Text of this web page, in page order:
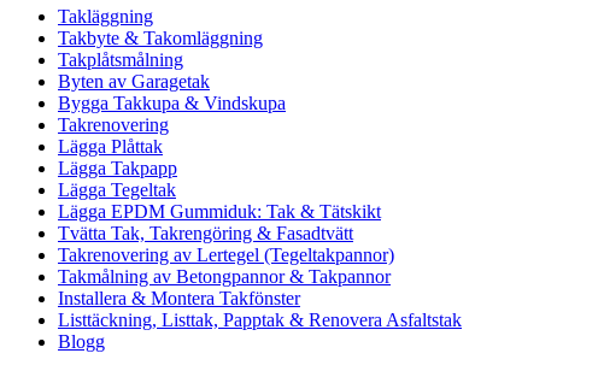
Takläggning
Takbyte & Takomläggning
Takplåtsmålning
Byten av Garagetak
Bygga Takkupa & Vindskupa
Takrenovering
Lägga Plåttak
Lägga Takpapp
Lägga Tegeltak
Lägga EPDM Gummiduk: Tak & Tätskikt
Tvätta Tak, Takrengöring & Fasadtvätt
Takrenovering av Lertegel (Tegeltakpannor)
Takmålning av Betongpannor & Takpannor
Installera & Montera Takfönster
Listtäckning, Listtak, Papptak & Renovera Asfaltstak
Blogg